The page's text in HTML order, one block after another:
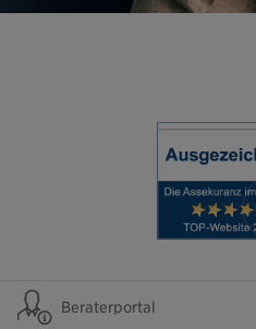
Beraterportal